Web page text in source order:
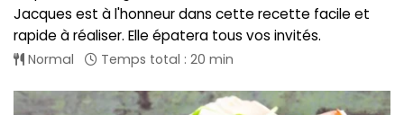
Jacques est à l'honneur dans cette recette facile et
rapide à réaliser. Elle épatera tous vos invités.
Normal Temps total : 20 min